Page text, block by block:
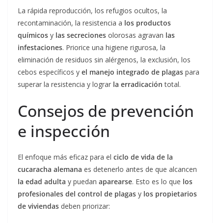
La rápida reproducción, los refugios ocultos, la
recontaminación, la resistencia a los productos
químicos y las secreciones olorosas agravan las
infestaciones. Priorice una higiene rigurosa, la
eliminación de residuos sin alérgenos, la exclusión, los
cebos específicos y el manejo integrado de plagas para
superar la resistencia y lograr la erradicación total.
Consejos de prevención
e inspección
El enfoque más eficaz para el ciclo de vida de la
cucaracha alemana es detenerlo antes de que alcancen
la edad adulta y puedan aparearse. Esto es lo que los
profesionales del control de plagas y los propietarios
de viviendas deben priorizar: